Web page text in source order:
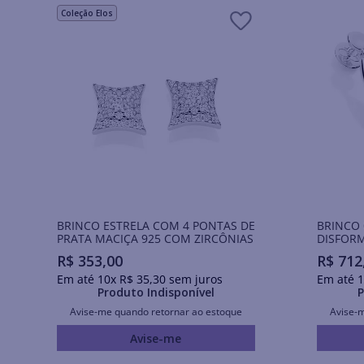
Coleção Elos
BRINCO ESTRELA COM 4 PONTAS DE
PRATA MACIÇA 925 COM ZIRCÔNIAS
R$ 353,00
Em até 10x R$ 35,30sem juros
Produto Indisponível
Avise-me quando retornar ao estoque
Avise-me
BRINCO
R$ 712
Em até
Avise-